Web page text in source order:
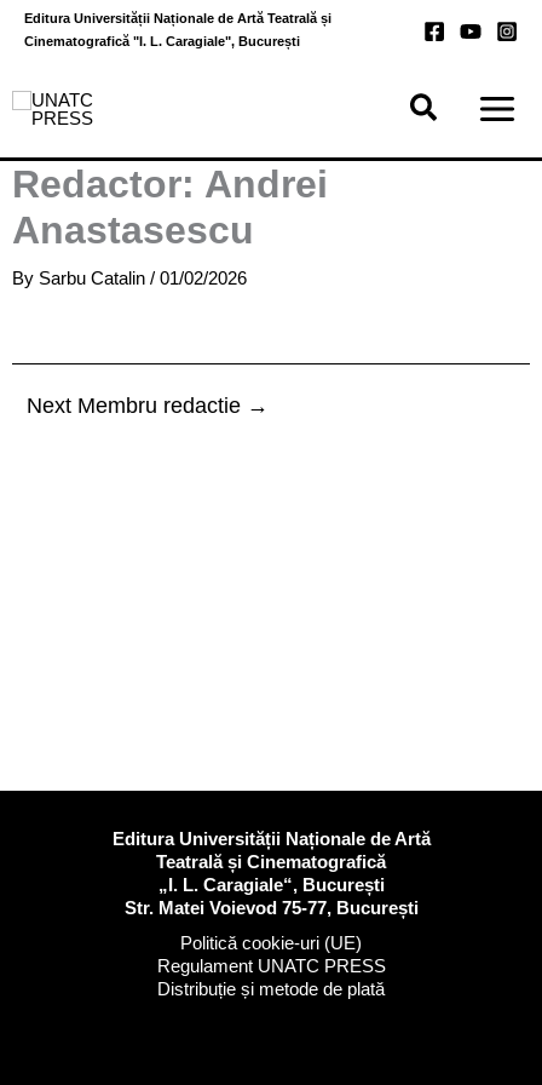
SkipEditura Universității Naționale de Artă Teatrală și
Cinematografică "I. L. Caragiale", București
Redactor: Andrei
Anastasescu
By Sarbu Catalin / 01/02/2026
Next Membru redactie →
Editura Universității Naționale de Artă
Teatrală și Cinematografică
„I. L. Caragiale“, București
Str. Matei Voievod 75-77, București
Politică cookie-uri (UE)
Regulament UNATC PRESS
Distribuție și metode de plată